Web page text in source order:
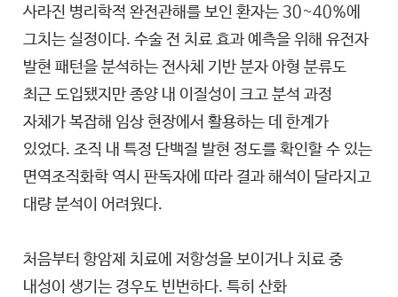
사라진 병리학적 완전관해를 보인 환자는 30~40%에
그치는 실정이다. 수술 전 치료 효과 예측을 위해 유전자
발현 패턴을 분석하는 전사체 기반 분자 아형 분류도
최근 도입됐지만 종양 내 이질성이 크고 분석 과정
자체가 복잡해 임상 현장에서 활용하는 데 한계가
있었다. 조직 내 특정 단백질 발현 정도를 확인할 수 있는
면역조직화학 역시 판독자에 따라 결과 해석이 달라지고
대량 분석이 어려웠다.
처음부터 항암제 치료에 저항성을 보이거나 치료 중
내성이 생기는 경우도 빈번하다. 특히 산화